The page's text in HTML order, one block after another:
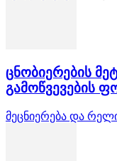
ცნობიერების
გამოწვევების
მეცნიერება და